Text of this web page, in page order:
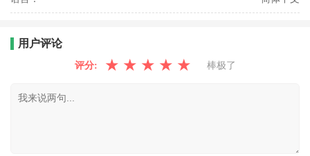
用户评论
评分: ★ ★ ★ ★ ★ 棒极了